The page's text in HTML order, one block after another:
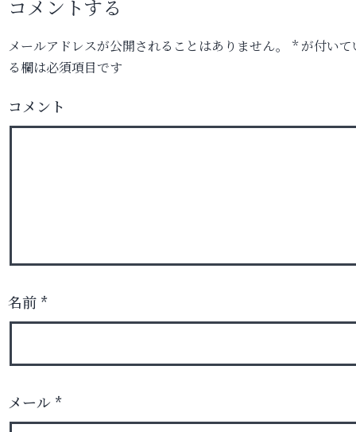
コメントする
メールアドレスが公開されることはありません。 *が付いて
る欄は必須項目です
コメント
名前 *
メール *